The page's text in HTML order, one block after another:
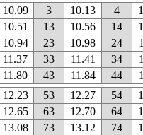
10.09 3 10.13 4
10.51 13 10.56 14
10.94 23 10.98 24
11.37 33 11.41 34
11.80 43 11.84 44
12.23 53 12.27 54
12.65 63 12.70 64
13.08 73 13.12 74